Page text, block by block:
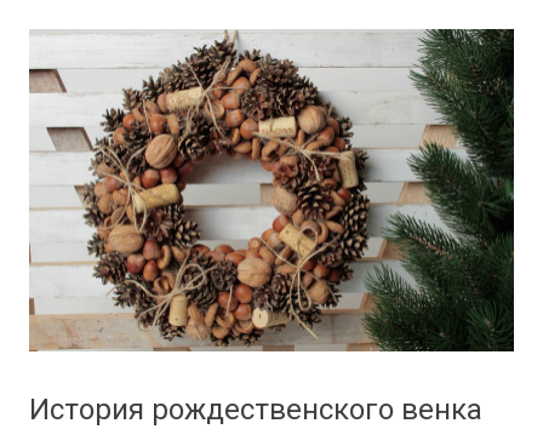
История рождественского венка